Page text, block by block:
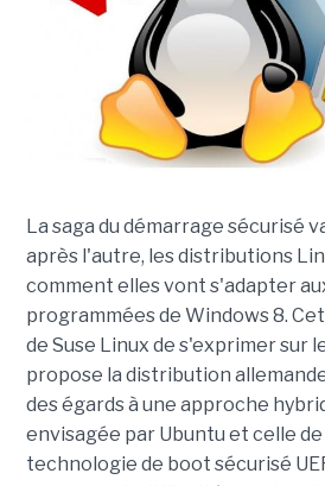
La saga du démarrage sécurisé
après l'autre, les distributions
comment elles vont s'adapter
programmées de Windows 8.
de Suse Linux de s'exprimer sur
propose la distribution
des égards à une approche
envisagée par Ubuntu et celle de
technologie de boot sécurisé